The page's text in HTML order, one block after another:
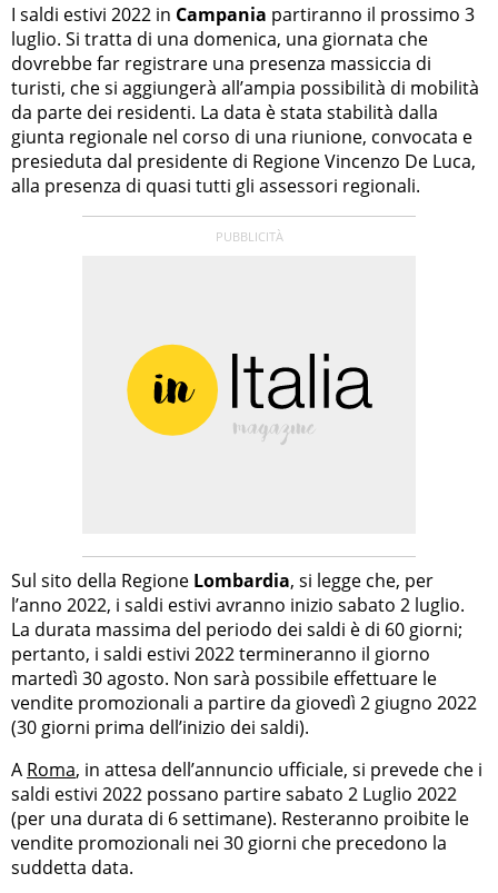
I saldi estivi 2022 in Campania partiranno il prossimo 3
luglio. Si tratta di una domenica, una giornata che
dovrebbe far registrare una presenza massiccia di
turisti, che si aggiungerà all’ampia possibilità di mobilità
da parte dei residenti. La data è stata stabilità dalla
giunta regionale nel corso di una riunione, convocata e
presieduta dal presidente di Regione Vincenzo De Luca,
alla presenza di quasi tutti gli assessori regionali.
Sul sito della Regione Lombardia, si legge che, per
l’anno 2022, i saldi estivi avranno inizio sabato 2 luglio.
La durata massima del periodo dei saldi è di 60 giorni;
pertanto, i saldi estivi 2022 termineranno il giorno
martedì 30 agosto. Non sarà possibile effettuare le
vendite promozionali a partire da giovedì 2 giugno 2022
(30 giorni prima dell’inizio dei saldi).
A Roma, in attesa dell’annuncio ufficiale, si prevede che i
saldi estivi 2022 possano partire sabato 2 Luglio 2022
(per una durata di 6 settimane). Resteranno proibite le
vendite promozionali nei 30 giorni che precedono la
suddetta data.